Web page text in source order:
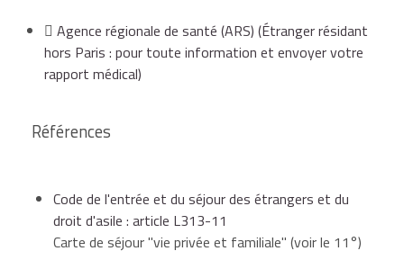
France.
entré sans visa ou êtes en situation irrégulière.
Sous-préfecture
Site internet
Vous n'avez pas à justifier votre entrée régulière en
Agence régionale de santé (ARS) (Étranger résidant
hors Paris : pour toute information et envoyer votre
rapport médical)
Références
Code de l'entrée et du séjour des étrangers et du
droit d'asile : article L313-11
Carte de séjour "vie privée et familiale" (voir le 11°)